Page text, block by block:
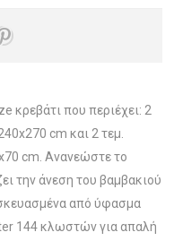
κρεβάτι που περιέχει: 2
cm και 2 τεμ.
cm. Ανανεώστε το
την άνεση του βαμβακιού
από ύφασμα
144 κλωστών για απαλή